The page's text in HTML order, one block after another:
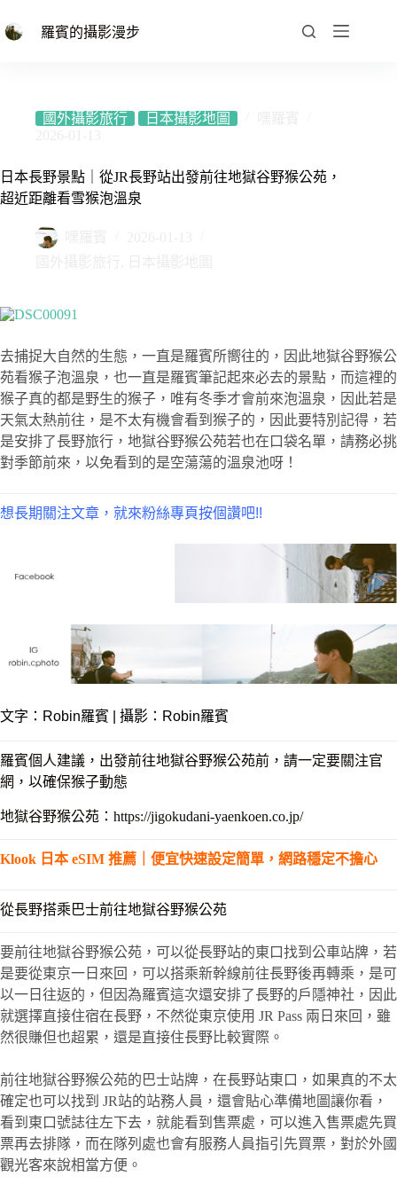
至
羅賓的攝影漫步
國外攝影旅行 日本攝影地圖
日本長野景點｜從JR長野站出發前往地獄谷野猴公苑，
超近距離看雪猴泡溫泉
去捕捉大自然的生態，一直是羅賓所嚮往的，因此地獄谷野猴公
苑看猴子泡溫泉，也一直是羅賓筆記起來必去的景點，而這裡的
猴子真的都是野生的猴子，唯有冬季才會前來泡溫泉，因此若是
天氣太熱前往，是不太有機會看到猴子的，因此要特別記得，若
是安排了長野旅行，地獄谷野猴公苑若也在口袋名單，請務必挑
對季節前來，以免看到的是空蕩蕩的溫泉池呀！
想長期關注文章，就來粉絲專頁按個讚吧!!
文字： Robin羅賓 | 攝影：Robin羅賓
羅賓個人建議，出發前往地獄谷野猴公苑前，請一定要關注官
網，以確保猴子動態
地獄谷野猴公苑：https://jigokudani-yaenkoen.co.jp/
Klook 日本 eSIM 推薦｜便宜快速設定簡單，網路穩定不擔心
從長野搭乘巴士前往地獄谷野猴公苑
要前往地獄谷野猴公苑，可以從長野站的東口找到公車站牌，若
是要從東京一日來回，可以搭乘新幹線前往長野後再轉乘，是可
以一日往返的，但因為羅賓這次還安排了長野的戶隱神社，因此
就選擇直接住宿在長野，不然從東京使用 JR Pass 兩日來回，雖
然很賺但也超累，還是直接住長野比較實際。
前往地獄谷野猴公苑的巴士站牌，在長野站東口，如果真的不太
確定也可以找到 JR站的站務人員，還會貼心準備地圖讓你看，
看到東口號誌往左下去，就能看到售票處，可以進入售票處先買
票再去排隊，而在隊列處也會有服務人員指引先買票，對於外國
觀光客來說相當方便。